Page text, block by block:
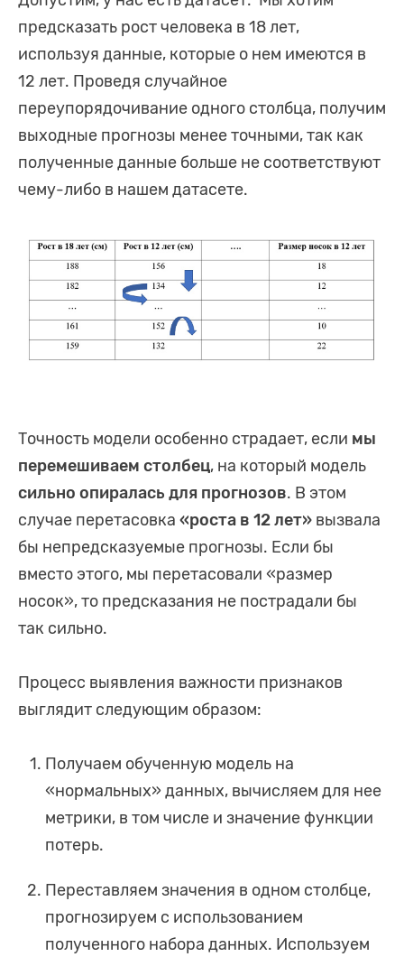
предсказать рост человека в 18 лет,
используя данные, которые о нем имеются в
12 лет. Проведя случайное
переупорядочивание одного столбца, получим
выходные прогнозы менее точными, так как
полученные данные больше не соответствуют
чему-либо в нашем датасете.
Точность модели особенно страдает, если мы
перемешиваем столбец, на который модель
сильно опиралась для прогнозов. В этом
случае перетасовка «роста в 12 лет» вызвала
бы непредсказуемые прогнозы. Если бы
вместо этого, мы перетасовали «размер
носок», то предсказания не пострадали бы
так сильно.
Процесс выявления важности признаков
выглядит следующим образом:
Получаем обученную модель на
«нормальных» данных, вычисляем для нее
метрики, в том числе и значение функции
потерь.
Переставляем значения в одном столбце,
прогнозируем с использованием
полученного набора данных. Используем